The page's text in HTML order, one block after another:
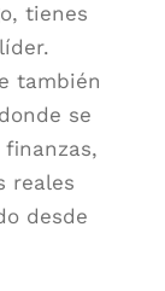
tienes
también
se
reales
desde